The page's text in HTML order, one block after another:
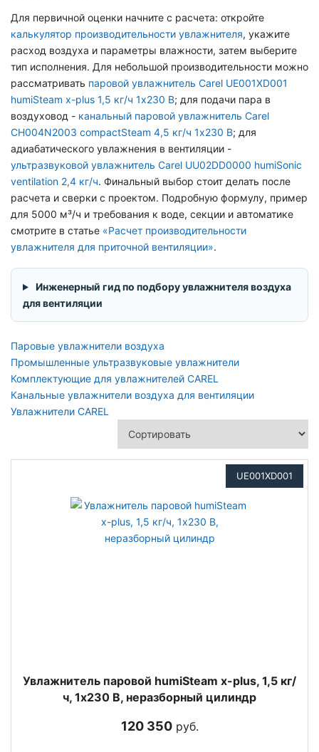
Для первичной оценки начните с расчета: откройте
калькулятор производительности увлажнителя, укажите
расход воздуха и параметры влажности, затем выберите
тип исполнения. Для небольшой производительности можно
рассматривать паровой увлажнитель Carel UE001XD001
humiSteam x-plus 1,5 кг/ч 1х230 В; для подачи пара в
воздуховод - канальный паровой увлажнитель Carel
CH004N2003 compactSteam 4,5 кг/ч 1х230 В; для
адиабатического увлажнения в вентиляции -
ультразвуковой увлажнитель Carel UU02DD0000 humiSonic
ventilation 2,4 кг/ч. Финальный выбор стоит делать после
расчета и сверки с проектом. Подробную формулу, пример
для 5000 м³/ч и требования к воде, секции и автоматике
смотрите в статье «Расчет производительности
увлажнителя для приточной вентиляции».
Инженерный гид по подбору увлажнителя воздуха
для вентиляции
Паровые увлажнители воздуха
Промышленные ультразвуковые увлажнители
Комплектующие для увлажнителей CAREL
Канальные увлажнители воздуха для вентиляции
Увлажнители CAREL
UE001XD001
Увлажнитель паровой humiSteam x-plus, 1,5 кг/
ч, 1х230 В, неразборный цилиндр
120 350руб.